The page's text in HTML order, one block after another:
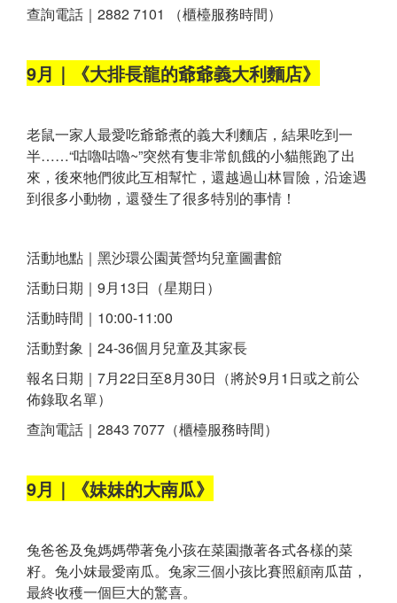
查詢電話｜2882 7101 （櫃檯服務時間）
9月｜《大排長龍的爺爺義大利麵店》
老鼠一家人最愛吃爺爺煮的義大利麵店，結果吃到一
半……“咕嚕咕嚕~”突然有隻非常飢餓的小貓熊跑了出
來，後來牠們彼此互相幫忙，還越過山林冒險，沿途遇
到很多小動物，還發生了很多特別的事情！
活動地點｜黑沙環公園黃營均兒童圖書館
活動日期｜9月13日（星期日）
活動時間｜10:00-11:00
活動對象｜24-36個月兒童及其家長
報名日期｜7月22日至8月30日（將於9月1日或之前公
佈錄取名單）
查詢電話｜2843 7077（櫃檯服務時間）
9月｜《妹妹的大南瓜》
兔爸爸及兔媽媽帶著兔小孩在菜園撒著各式各樣的菜
籽。兔小妺最愛南瓜。兔家三個小孩比賽照顧南瓜苗，
最終收穫一個巨大的驚喜。